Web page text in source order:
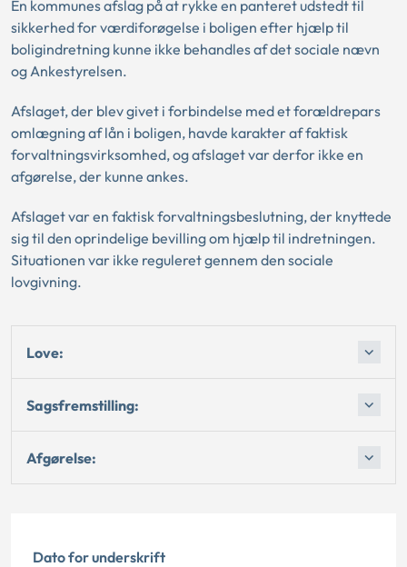
En kommunes afslag på at rykke en panteret udstedt til
sikkerhed for værdiforøgelse i boligen efter hjælp til
boligindretning kunne ikke behandles af det sociale nævn
og Ankestyrelsen.
Afslaget, der blev givet i forbindelse med et forældrepars
omlægning af lån i boligen, havde karakter af faktisk
forvaltningsvirksomhed, og afslaget var derfor ikke en
afgørelse, der kunne ankes.
Afslaget var en faktisk forvaltningsbeslutning, der knyttede
sig til den oprindelige bevilling om hjælp til indretningen.
Situationen var ikke reguleret gennem den sociale
lovgivning.
Love:
Sagsfremstilling:
Afgørelse:
Dato for underskrift